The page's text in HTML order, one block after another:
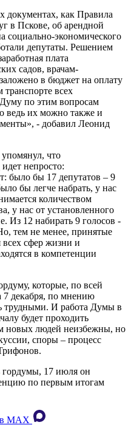
документах, как Правила
в Пскове, об арендной
социально-экономического
депутаты. Решением
плата
садов, врачам-
в бюджет на оплату
транспорте всех
по этим вопросам
ведь их можно также и
- добавил Леонид
что
непросто:
было бы 17 депутатов – 9
бы легче набрать, у нас
количеством
у нас от установленного
Из 12 набирать 9 голосов -
тем не менее, принятые
всех сфер жизни и
в компетенции
которые, по всей
7 декабря, по мнению
трудными. И работа Думы в
будет проходить
новых людей неизбежны, но
споры – процесс
17 июля он
по первым итогам
MAХ